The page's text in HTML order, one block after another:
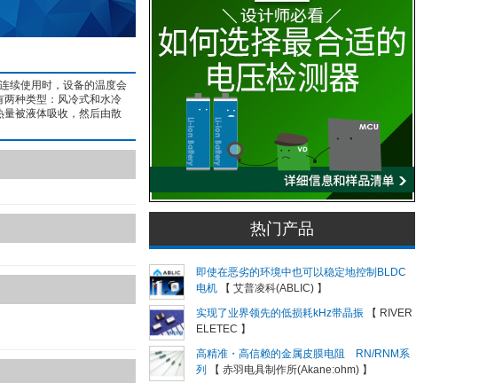
续使用时，设备的温度会
两种类型：风冷式和水冷
量被液体吸收，然后由散
热门产品
即使在恶劣的环境中也可以稳定地控制BLDC
电机
【 艾普凌科(ABLIC) 】
实现了业界领先的低损耗kHz带晶振
【 RIVER
ELETEC 】
高精准・高信赖的金属皮膜电阻 RN/RNM系
列
【 赤羽电具制作所(Akane:ohm) 】